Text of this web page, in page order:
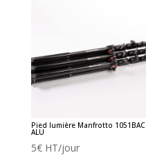
Pied lumière Manfrotto 1051BAC
ALU
5€HT/jour